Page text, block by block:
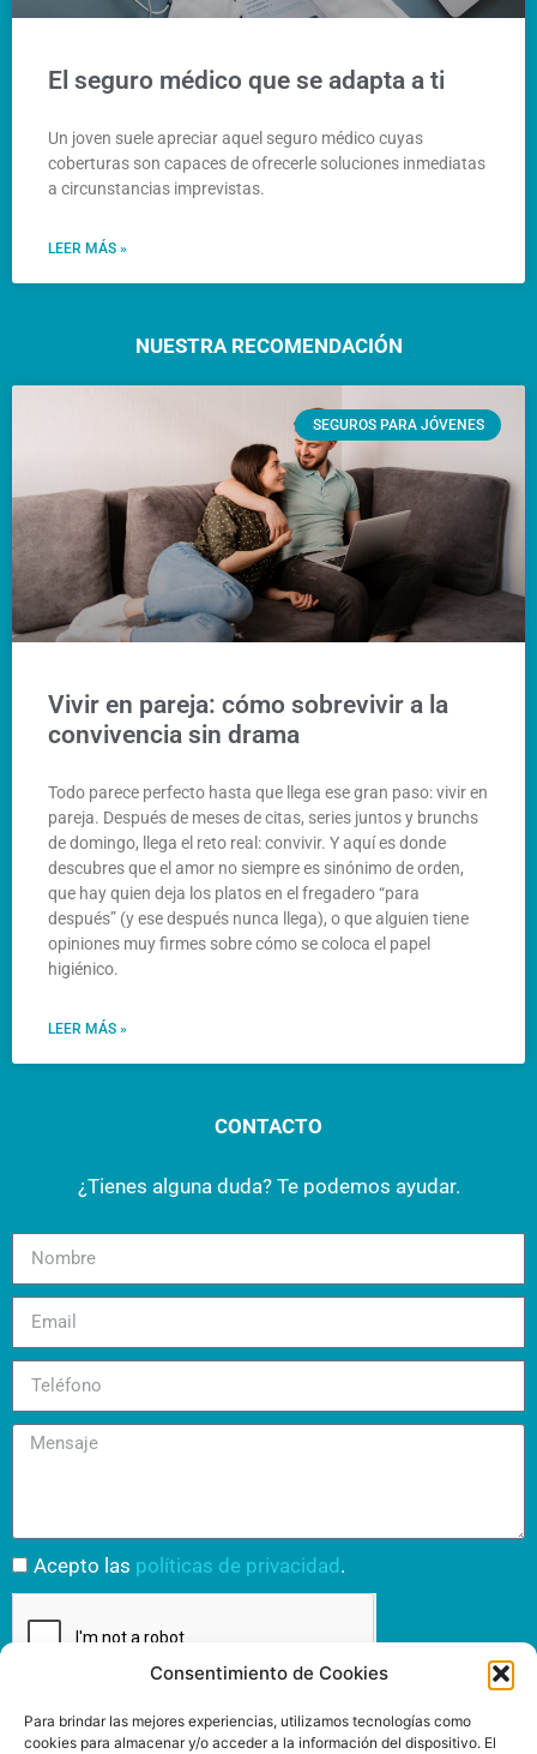
Consentimiento de Cookies
Para brindar las mejores experiencias, utilizamos tecnologías como
cookies para almacenar y/o acceder a la información del dispositivo. El
El seguro médico que se adapta a ti
Un joven suele apreciar aquel seguro médico cuyas
coberturas son capaces de ofrecerle soluciones inmediatas
a circunstancias imprevistas.
LEER MÁS »
NUESTRA RECOMENDACIÓN
SEGUROS PARA JÓVENES
Vivir en pareja: cómo sobrevivir a la
convivencia sin drama
Todo parece perfecto hasta que llega ese gran paso: vivir en
pareja. Después de meses de citas, series juntos y brunchs
de domingo, llega el reto real: convivir. Y aquí es donde
descubres que el amor no siempre es sinónimo de orden,
que hay quien deja los platos en el fregadero “para
después” (y ese después nunca llega), o que alguien tiene
opiniones muy firmes sobre cómo se coloca el papel
higiénico.
LEER MÁS »
CONTACTO
¿Tienes alguna duda? Te podemos ayudar.
Acepto las políticas de privacidad.
Enviar